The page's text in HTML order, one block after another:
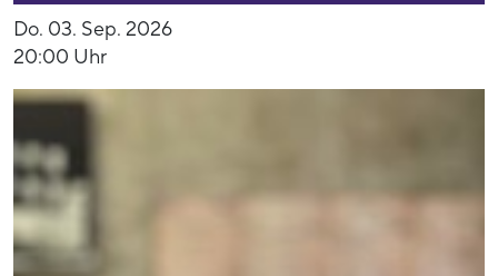
Do. 03. Sep. 2026
20:00 Uhr